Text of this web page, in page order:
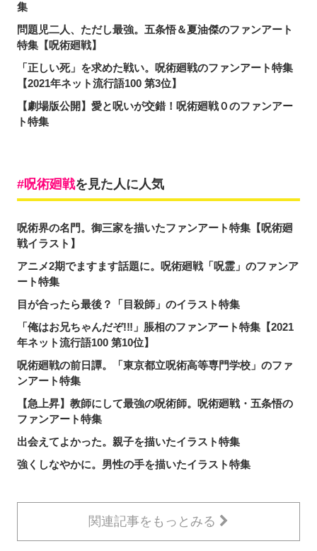
集
問題児二人、ただし最強。五条悟＆夏油傑のファンアート
特集【呪術廻戦】
「正しい死」を求めた戦い。呪術廻戦のファンアート特集
【2021年ネット流行語100 第3位】
【劇場版公開】愛と呪いが交錯！呪術廻戦０のファンアー
ト特集
呪術廻戦を見た人に人気
呪術界の名門。御三家を描いたファンアート特集【呪術廻
戦イラスト】
アニメ2期でますます話題に。呪術廻戦「呪霊」のファンア
ート特集
目が合ったら最後？「目殺師」のイラスト特集
「俺はお兄ちゃんだぞ!‼︎」脹相のファンアート特集【2021
年ネット流行語100 第10位】
呪術廻戦の前日譚。「東京都立呪術高等専門学校」のファ
ンアート特集
【急上昇】教師にして最強の呪術師。呪術廻戦・五条悟の
ファンアート特集
出会えてよかった。親子を描いたイラスト特集
強くしなやかに。男性の手を描いたイラスト特集
関連記事をもっとみる